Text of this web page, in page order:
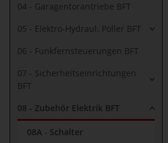
04 - Garagentorantriebe BFT
05 - Elektro-Hydraul. Poller BFT
06 - Funkfernsteuerungen BFT
07 - Sicherheitseinrichtungen
BFT
08 - Zubehör Elektrik BFT
08A - Schalter